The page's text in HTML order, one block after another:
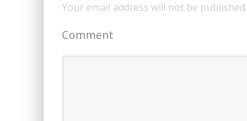
Your email address will not be published.
Comment